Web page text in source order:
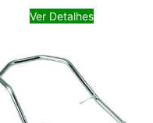
Ver Detalhes